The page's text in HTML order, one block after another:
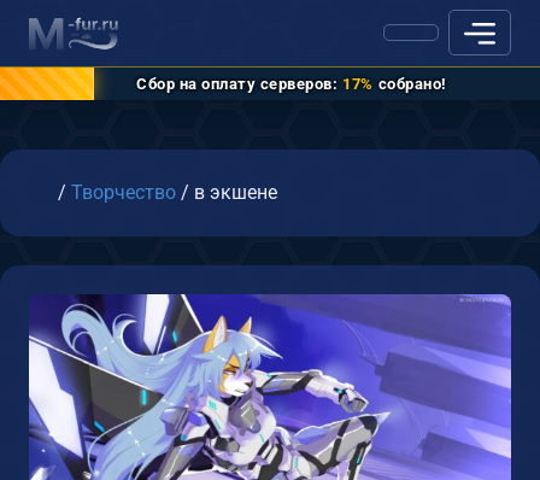
Сбор на оплату серверов: 17% собрано!
Главная
/ Творчество / в экшене